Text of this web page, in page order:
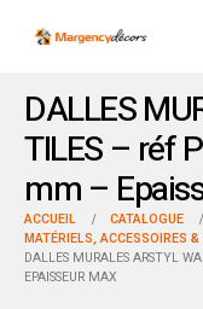
DALLES
TILES – réf
mm –
ACCUEIL
CATALOGUE
MATÉRIELS, ACCESSOIRES
DALLES MURALES ARSTYL
EPAISSEUR MAX